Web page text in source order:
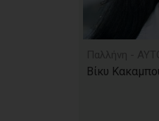
Βίκυ